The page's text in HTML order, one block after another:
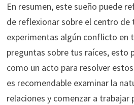
En resumen, este sueño puede
de reflexionar sobre el centro de
experimentas algún conflicto en
preguntas sobre tus raíces, esto
como un acto para resolver
es recomendable examinar la
relaciones y comenzar a trabajar